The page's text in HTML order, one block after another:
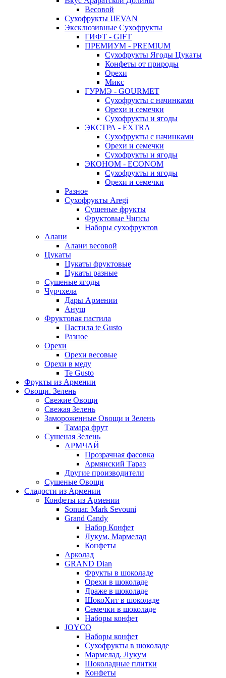
Весовой
Сухофрукты IJEVAN
Эксклюзивные Сухофрукты
ГИФТ - GIFT
ПРЕМИУМ - PREMIUM
Сухофрукты Ягоды Цукаты
Конфеты от природы
Орехи
Микс
ГУРМЭ - GOURMET
Сухофрукты с начинками
Орехи и семечки
Сухофрукты и ягоды
ЭКСТРА - EXTRA
Сухофрукты с начинками
Орехи и семечки
Сухофрукты и ягоды
ЭКОНОМ - ECONOM
Сухофрукты и ягоды
Орехи и семечки
Разное
Сухофрукты Aregi
Сушеные фрукты
Фруктовые Чипсы
Наборы сухофруктов
Алани
Алани весовой
Цукаты
Цукаты фруктовые
Цукаты разные
Сушеные ягоды
Чурчхела
Дары Армении
Ануш
Фруктовая пастила
Пастила te Gusto
Разное
Орехи
Орехи весовые
Орехи в меду
Te Gusto
Фрукты из Армении
Овощи. Зелень
Свежие Овощи
Свежая Зелень
Замороженные Овощи и Зелень
Тамара фрут
Сушеная Зелень
АРМЧАЙ
Прозрачная фасовка
Армянский Тараз
Другие производители
Сушеные Овощи
Сладости из Армении
Конфеты из Армении
Sonuar. Mark Sevouni
Grand Candy
Набор Конфет
Лукум. Мармелад
Конфеты
Арколад
GRAND Dian
Фрукты в шоколаде
Орехи в шоколаде
Драже в шоколаде
ШокоХит в шоколаде
Семечки в шоколаде
Наборы конфет
JOYCO
Наборы конфет
Сухофрукты в шоколаде
Мармелад. Лукум
Шоколадные плитки
Конфеты